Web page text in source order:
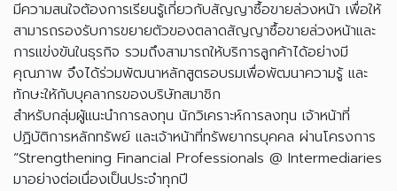
มีความสนใจต้องการเรียนรู้เกี่ยวกับสัญญาซื้อขายล่วงหน้า เพื่อให้
สามารถรองรับการขยายตัวของตลาดสัญญาซื้อขายล่วงหน้าและ
การแข่งขันในธุรกิจ รวมถึงสามารถให้บริการลูกค้าได้อย่างมี
คุณภาพ จึงได้ร่วมพัฒนาหลักสูตรอบรมเพื่อพัฒนาความรู้ และ
ทักษะให้กับบุคลากรของบริษัทสมาชิก
สำหรับกลุ่มผู้แนะนำการลงทุน นักวิเคราะห์การลงทุน เจ้าหน้าที่
ปฏิบัติการหลักทรัพย์ และเจ้าหน้าที่ทรัพยากรบุคคล ผ่านโครงการ
“Strengthening Financial Professionals @ Intermediaries
มาอย่างต่อเนื่องเป็นประจำทุกปี